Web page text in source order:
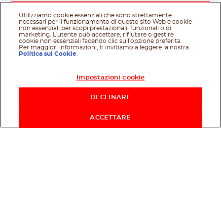
Utilizziamo cookie essenziali che sono strettamente
necessari per il funzionamento di questo sito Web e cookie
non essenziali per scopi prestazionali, funzionali o di
marketing. L'utente può accettare, rifiutare o gestire
cookie non essenziali facendo clic sull'opzione preferita.
Per maggiori informazioni, ti invitiamo a leggere la nostra
Politica sui Cookie
Impostazioni cookie
DECLINARE
ACCETTARE